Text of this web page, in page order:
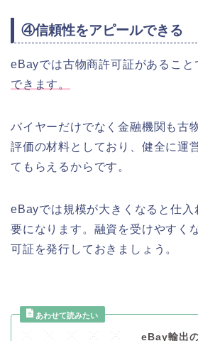
④信頼性をアピールできる
eBayでは古物商許可証があること
できます。
バイヤーだけでなく金融機関も古
評価の材料としており、健全に運
てもらえるからです。
eBayでは規模が大きくなると仕入
要になります。融資を受けやすく
可証を発行しておきましょう。
eBay輸出